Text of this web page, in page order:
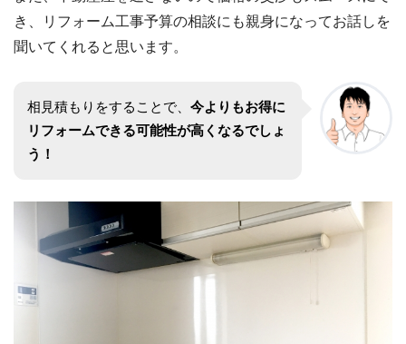
き、リフォーム工事予算の相談にも親身になってお話しを
聞いてくれると思います。
相見積もりをすることで、 今よりもお得に
リフォームできる可能性が高くなるでしょ
う！